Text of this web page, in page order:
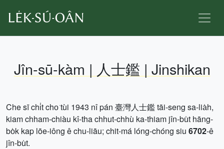
Jîn-sū-kàm | 人士鑑 | Jinshikan
Che sī chi̍t cho͘ tùi 1943 nî pán 臺灣人士鑑 tāi-seng sa-lia̍h,
kiam chham-chiàu kî-tha chhut-chhù ka-thiam jîn-bu̍t hāng-
bo̍k kap lōe-iông ê chu-liāu; chit-má lóng-chóng siu 6702-ê
jîn-bu̍t.